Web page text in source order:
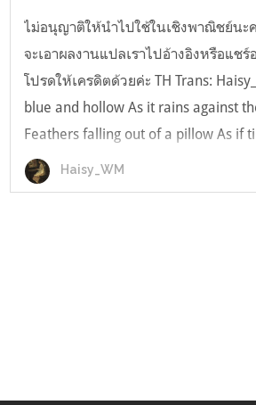
ไม่อนุญาติให้นำไปใช้ในเชิงพาณิชย์นะ
จะเอาผลงานแปลเราไปอ้างอิงหรือแชร์
โปรดให้เครดิตด้วยค่ะ TH Trans:
blue and hollow As it rains against
Feathers falling out of a pillow As if
standing still ดวงตาคู่สีฟ้าที่ว่างเปล่า
กำลังต่อต้านความตั้งใ...
Haisy_WM